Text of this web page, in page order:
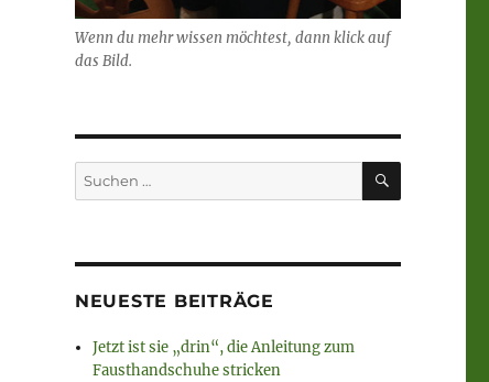
Wenn du mehr wissen möchtest, dann klick auf
das Bild.
Suchen
nach:
SUCHEN
NEUESTE BEITRÄGE
Jetzt ist sie „drin“, die Anleitung zum
Fausthandschuhe stricken